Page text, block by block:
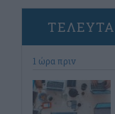
1 ώρα πριν